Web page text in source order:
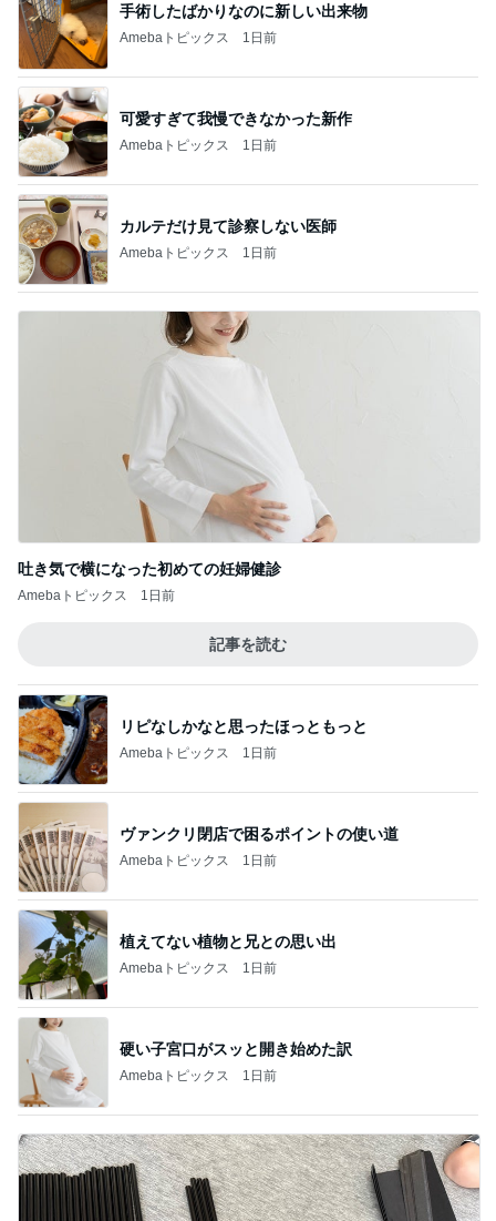
手術したばかりなのに新しい出来物
Amebaトピックス 1日前
可愛すぎて我慢できなかった新作
Amebaトピックス 1日前
カルテだけ見て診察しない医師
Amebaトピックス 1日前
吐き気で横になった初めての妊婦健診
Amebaトピックス 1日前
記事を読む
リピなしかなと思ったほっともっと
Amebaトピックス 1日前
ヴァンクリ閉店で困るポイントの使い道
Amebaトピックス 1日前
植えてない植物と兄との思い出
Amebaトピックス 1日前
硬い子宮口がスッと開き始めた訳
Amebaトピックス 1日前